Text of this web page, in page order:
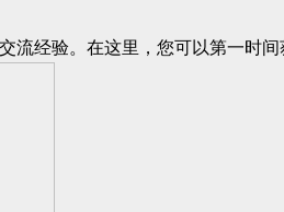
流经验。在这里，您可以第一时